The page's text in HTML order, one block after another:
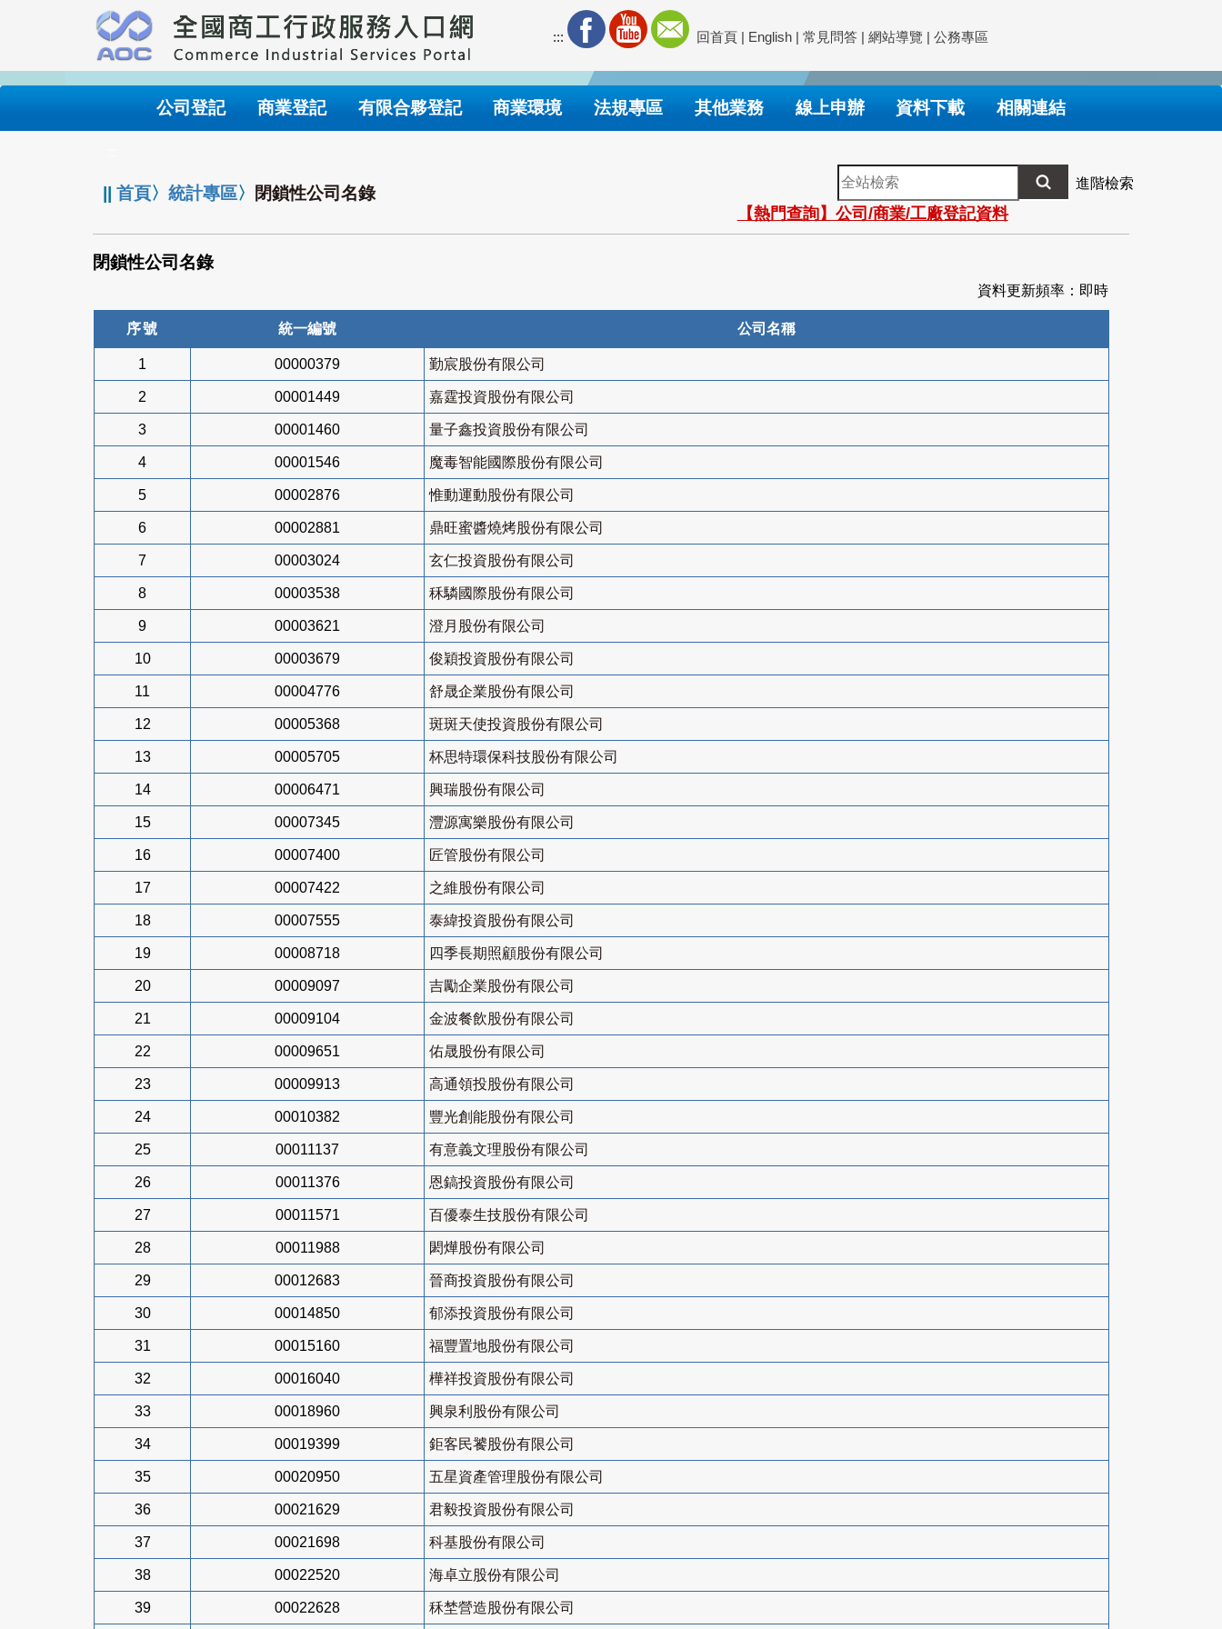
要
內
::: 回首頁 | English | 常見問答 | 網站導覽 | 公務專區
公司登記 商業登記 有限合夥登記 商業環境 法規專區 其他業務 線上申辦 資料下載 相關連結
||首頁〉統計專區〉 閉鎖性公司名錄
全
站
檢
索
進階檢索
【熱門查詢】公司/商業/工廠登記資料
閉鎖性公司名錄
資料更新頻率：即時
序號 統一編號 公司名稱
1 00000379 勤宸股份有限公司
2 00001449 嘉霆投資股份有限公司
3 00001460 量子鑫投資股份有限公司
4 00001546 魔毒智能國際股份有限公司
5 00002876 惟動運動股份有限公司
6 00002881 鼎旺蜜醬燒烤股份有限公司
7 00003024 玄仁投資股份有限公司
8 00003538 秝驎國際股份有限公司
9 00003621 澄月股份有限公司
10 00003679 俊穎投資股份有限公司
11 00004776 舒晟企業股份有限公司
12 00005368 斑斑天使投資股份有限公司
13 00005705 杯思特環保科技股份有限公司
14 00006471 興瑞股份有限公司
15 00007345 灃源寓樂股份有限公司
16 00007400 匠管股份有限公司
17 00007422 之維股份有限公司
18 00007555 泰緯投資股份有限公司
19 00008718 四季長期照顧股份有限公司
20 00009097 吉勵企業股份有限公司
21 00009104 金波餐飲股份有限公司
22 00009651 佑晟股份有限公司
23 00009913 高通領投股份有限公司
24 00010382 豐光創能股份有限公司
25 00011137 有意義文理股份有限公司
26 00011376 恩鎬投資股份有限公司
27 00011571 百優泰生技股份有限公司
28 00011988 閎燁股份有限公司
29 00012683 晉商投資股份有限公司
30 00014850 郁添投資股份有限公司
31 00015160 福豐置地股份有限公司
32 00016040 樺祥投資股份有限公司
33 00018960 興泉利股份有限公司
34 00019399 鉅客民饕股份有限公司
35 00020950 五星資產管理股份有限公司
36 00021629 君毅投資股份有限公司
37 00021698 科基股份有限公司
38 00022520 海卓立股份有限公司
39 00022628 秝埜營造股份有限公司